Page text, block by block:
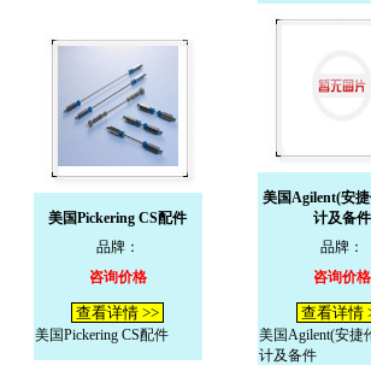
美国Pickering CS配件
品牌：
咨询价格
查看详情 >>
美国Pickering CS配件
美国Agilent(安
计及备件
品牌：
咨询价格
查看详情
美国Agilent(安捷
计及备件